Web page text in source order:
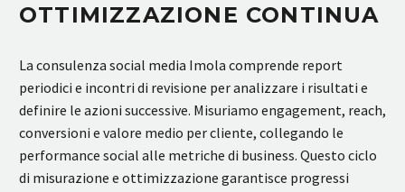
OTTIMIZZAZIONE CONTINUA
La consulenza social media Imola comprende report
periodici e incontri di revisione per analizzare i risultati e
definire le azioni successive. Misuriamo engagement, reach,
conversioni e valore medio per cliente, collegando le
performance social alle metriche di business. Questo ciclo
di misurazione e ottimizzazione garantisce progressi